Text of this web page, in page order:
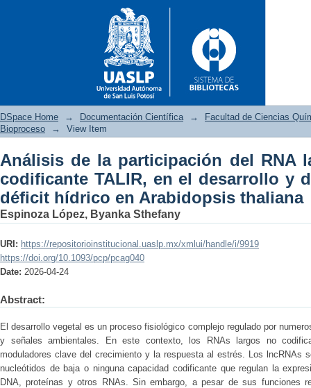
Análisis de la participación
desarrollo y durante el
DSpace Home → Documentación Científica →
Facultad de Ciencias
Bioproceso
→ View Item
Análisis de la participación del RNA
codificante TALIR, en el desarrollo y
déficit hídrico en Arabidopsis thaliana
Espinoza López, Byanka Sthefany
URI: https://repositorioinstitucional.uaslp.mx/xmlui/handle/i/9919
https://doi.org/10.1093/pcp/pcag040
Date: 2026-04-24
Abstract:
El desarrollo vegetal es un proceso fisiológico complejo regulado por
y señales ambientales. En este contexto, los RNAs largos no
moduladores clave del crecimiento y la respuesta al estrés. Los lncRNAs
nucleótidos de baja o ninguna capacidad codificante que regulan la
DNA, proteínas y otros RNAs. Sin embargo, a pesar de sus funciones